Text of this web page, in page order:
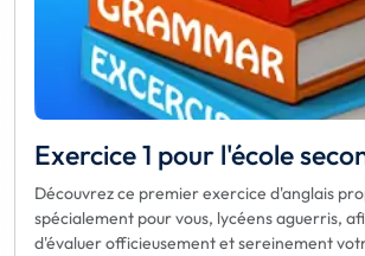
Exercice 1 pour l'école
Découvrez ce premier exercice d'anglais
spécialement pour vous, lycéens aguerris,
d'évaluer officieusement et sereinement